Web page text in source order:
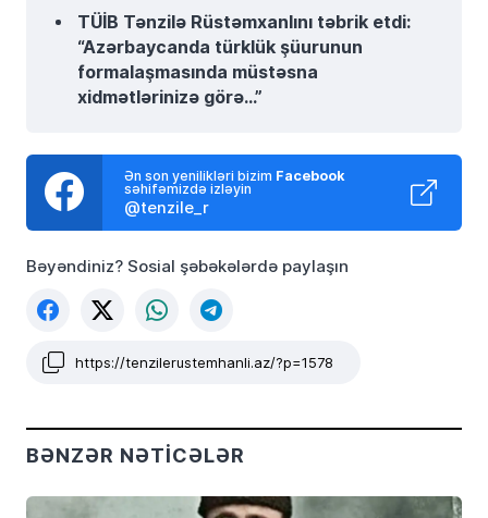
TÜİB Tənzilə Rüstəmxanlını təbrik etdi:
“Azərbaycanda türklük şüurunun
formalaşmasında müstəsna
xidmətlərinizə görə…”
Ən son yenilikləri bizim Facebook
səhifəmizdə izləyin
@tenzile_r
Bəyəndiniz? Sosial şəbəkələrdə paylaşın
https://tenzilerustemhanli.az/?p=1578
BƏNZƏR NƏTICƏLƏR